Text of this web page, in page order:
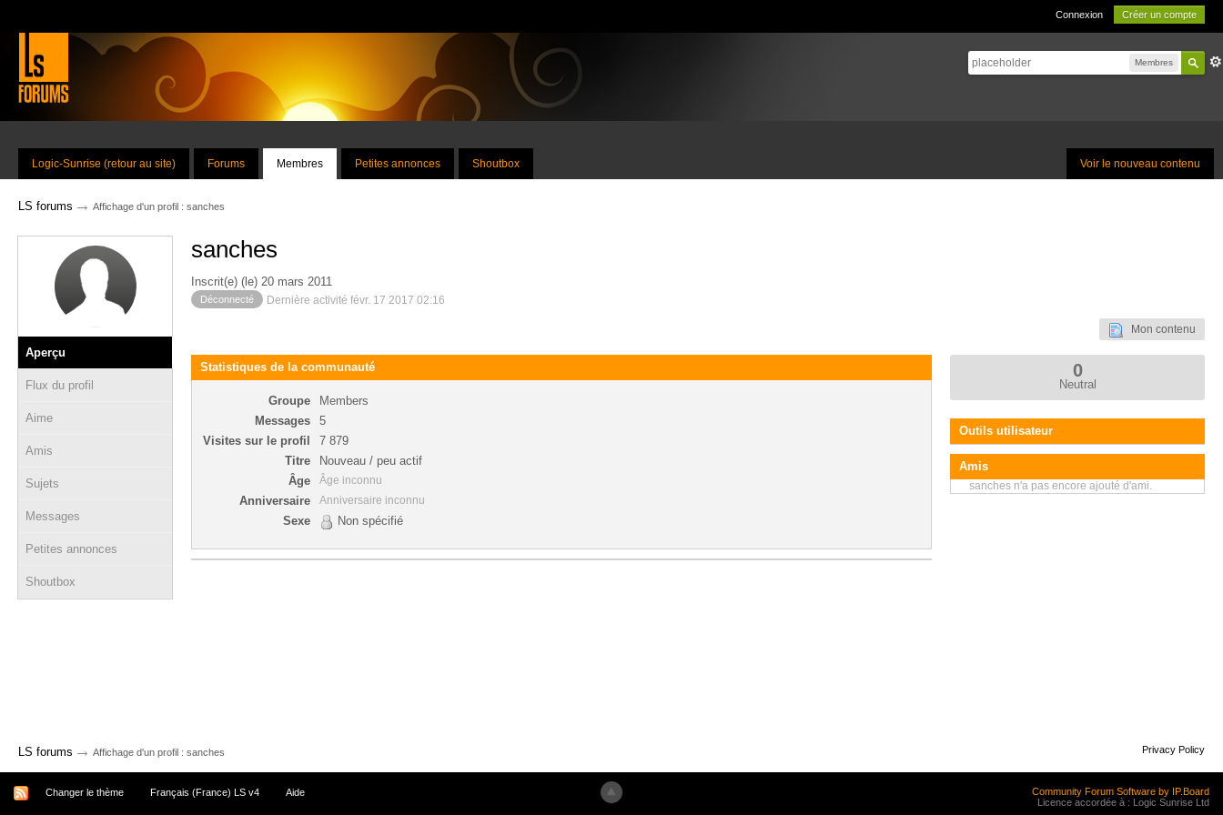
Connexion Créer un compte
Membres
Voir le nouveau contenu
Logic-Sunrise (retour au site) Forums Membres Petites annonces Shoutbox
LS forums → Affichage d'un profil : sanches
Aperçu
Flux du profil
Aime
Amis
Sujets
Messages
Petites annonces
Shoutbox
sanches
Inscrit(e) (le) 20 mars 2011
Déconnecté Dernière activité févr. 17 2017 02:16
Mon contenu
Statistiques de la communauté
Groupe
Members
Messages
5
Visites sur le profil
7 879
Titre
Nouveau / peu actif
Âge
Âge inconnu
Anniversaire Anniversaire inconnu
Sexe Non spécifié
0
Neutral
Outils utilisateur
Amis
sanches n'a pas encore ajouté d'ami.
LS forums → Affichage d'un profil : sanches Privacy Policy
Changer le thème Français (France) LS v4 Aide
Community Forum Software by IP.Board
Licence accordée à : Logic Sunrise Ltd